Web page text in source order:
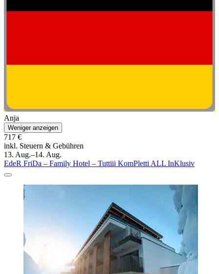
Anja
Weniger anzeigen
717 €
inkl. Steuern & Gebühren
13. Aug.–14. Aug.
EdeR FriDa – Family Hotel – Tuttiii KomPletti ALL InKlusiv